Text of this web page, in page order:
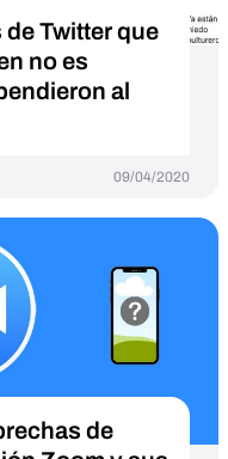
Twitter que
no es
al
09/04/2020
de